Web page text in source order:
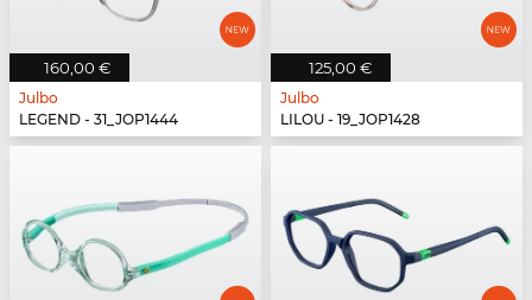
160,00 €
Julbo
LEGEND - 31_JOP1444
125,00 €
Julbo
LILOU - 19_JOP1428